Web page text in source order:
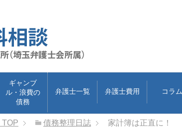
ギャンブ
ル・浪費の
債務
弁護士一覧 弁護士費用 コラム
TOP 債務整理日誌 家計簿は正直に！